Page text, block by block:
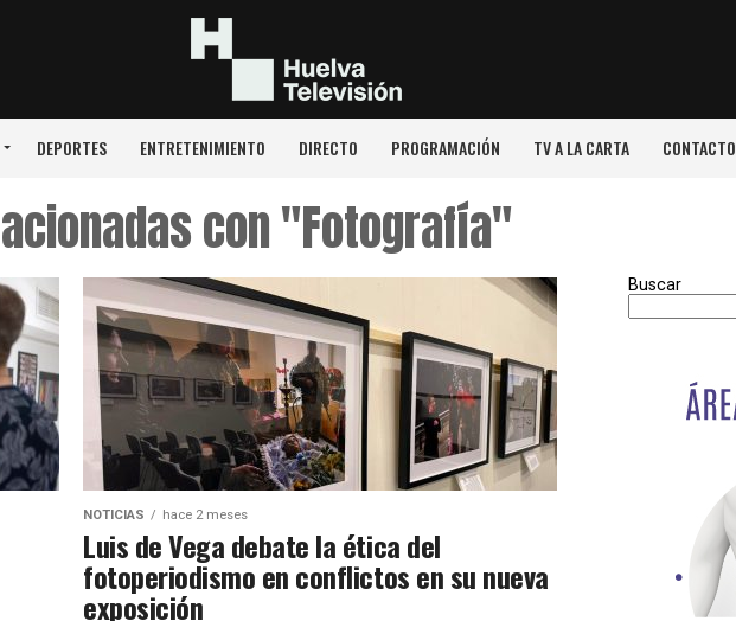
DEPORTES ENTRETENIMIENTO DIRECTO PROGRAMACIÓN TV A LA CARTA CONTACTO
con "Fotografía"
NOTICIAS hace 2 meses
Luis de Vega debate la ética del
fotoperiodismo en conflictos en su nueva
exposición
Buscar